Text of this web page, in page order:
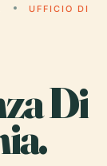
UFFICIO DI
Di